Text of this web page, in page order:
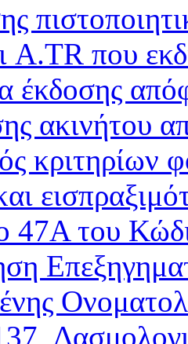
A.TR που
έκδοσης
ακινήτου
κριτηρίων
47Α του